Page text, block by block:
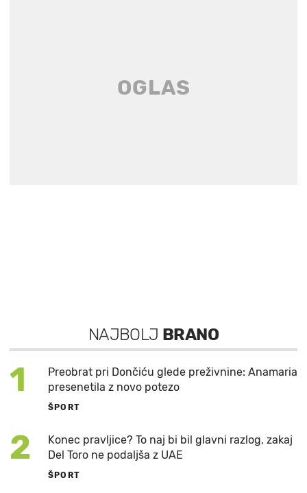
NAJBOLJ BRANO
1
Preobrat pri Dončiću glede preživnine: Anamaria
presenetila z novo potezo
ŠPORT
2
Konec pravljice? To naj bi bil glavni razlog, zakaj
Del Toro ne podaljša z UAE
ŠPORT